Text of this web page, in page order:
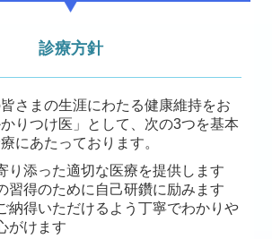
診療方針
さまの生涯にわたる健康維持をお
りつけ医」として、次の3つを基本
にあたっております。
り添った適切な医療を提供します
習得のために自己研鑽に励みます
納得いただけるよう丁寧でわかりや
がけます